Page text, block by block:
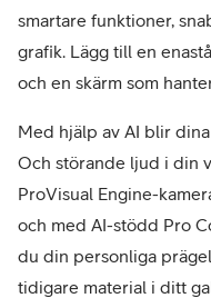
smartare funktioner,
grafik. Lägg till en
och en skärm som
Med hjälp av AI blir
Och störande ljud i din
ProVisual Engine-
och med AI-stödd Pro
du din personliga
tidigare material i ditt